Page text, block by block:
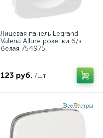
Лицевая панель Legrand
Valena Allure розетки б/з
белая 754975
123 руб. /шт